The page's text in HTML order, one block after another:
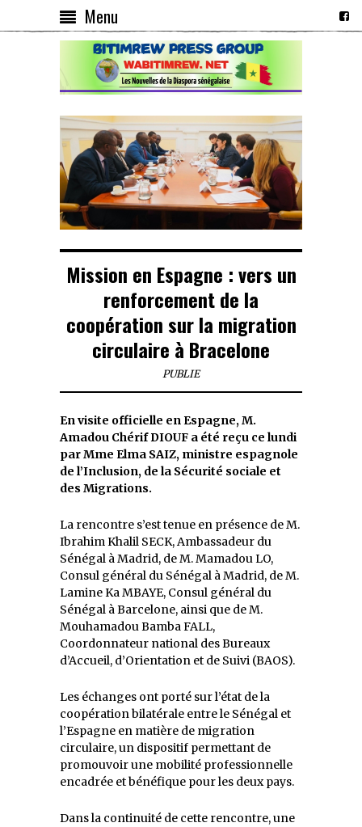
Menu
Mission en Espagne : vers un
renforcement de la
coopération sur la migration
circulaire à Bracelone
PUBLIE
En visite officielle en Espagne, M.
Amadou Chérif DIOUF a été reçu ce lundi
par Mme Elma SAIZ, ministre espagnole
de l’Inclusion, de la Sécurité sociale et
des Migrations.
La rencontre s’est tenue en présence de M.
Ibrahim Khalil SECK, Ambassadeur du
Sénégal à Madrid, de M. Mamadou LO,
Consul général du Sénégal à Madrid, de M.
Lamine Ka MBAYE, Consul général du
Sénégal à Barcelone, ainsi que de M.
Mouhamadou Bamba FALL,
Coordonnateur national des Bureaux
d’Accueil, d’Orientation et de Suivi (BAOS).
Les échanges ont porté sur l’état de la
coopération bilatérale entre le Sénégal et
l’Espagne en matière de migration
circulaire, un dispositif permettant de
promouvoir une mobilité professionnelle
encadrée et bénéfique pour les deux pays.
Dans la continuité de cette rencontre, une